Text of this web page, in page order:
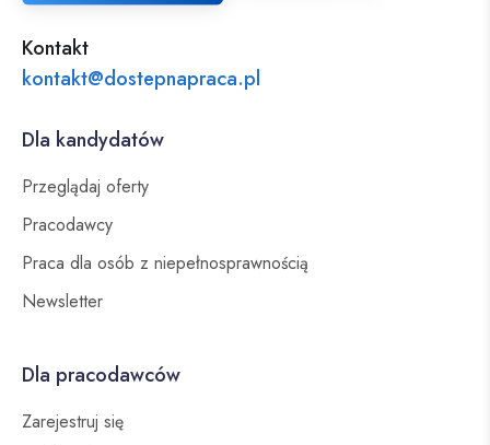
Kontakt
kontakt@dostepnapraca.pl
Dla kandydatów
Przeglądaj oferty
Pracodawcy
Praca dla osób z niepełnosprawnością
Newsletter
Dla pracodawców
Zarejestruj się